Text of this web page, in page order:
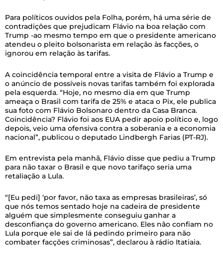
Para políticos ouvidos pela Folha, porém, há uma série de
contradições que prejudicam Flávio na boa relação com
Trump -ao mesmo tempo em que o presidente americano
atendeu o pleito bolsonarista em relação às facções, o
ignorou em relação às tarifas.
A coincidência temporal entre a visita de Flávio a Trump e
o anúncio de possíveis novas tarifas também foi explorada
pela esquerda. “Hoje, no mesmo dia em que Trump
ameaça o Brasil com tarifa de 25% e ataca o Pix, ele publica
sua foto com Flávio Bolsonaro dentro da Casa Branca.
Coincidência? Flávio foi aos EUA pedir apoio político e, logo
depois, veio uma ofensiva contra a soberania e a economia
nacional”, publicou o deputado Lindbergh Farias (PT-RJ).
Em entrevista pela manhã, Flávio disse que pediu a Trump
para não taxar o Brasil e que novo tarifaço seria uma
retaliação a Lula.
“[Eu pedi] ‘por favor, não taxa as empresas brasileiras’, só
que nós temos sentado hoje na cadeira de presidente
alguém que simplesmente conseguiu ganhar a
desconfiança do governo americano. Eles não confiam no
Lula porque ele sai de lá pedindo primeiro para não
combater facções criminosas”, declarou à rádio Itatiaia.